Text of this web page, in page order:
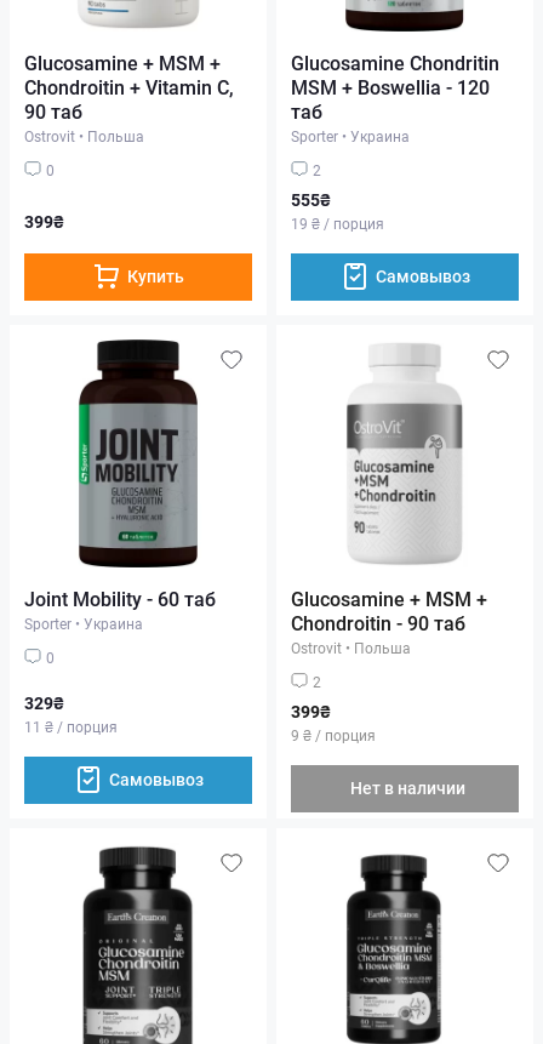
Glucosamine + MSM +
Chondroitin + Vitamin C,
90 таб
Ostrovit • Польша
0
399₴
Купить
Glucosamine Chondritin
MSM + Boswellia - 120
таб
Sporter • Украина
2
555₴
19 ₴ / порция
Самовывоз
Joint Mobility - 60 таб
Sporter • Украина
0
329₴
11 ₴ / порция
Самовывоз
Glucosamine + MSM +
Chondroitin - 90 таб
Ostrovit • Польша
2
399₴
9 ₴ / порция
Нет в наличии